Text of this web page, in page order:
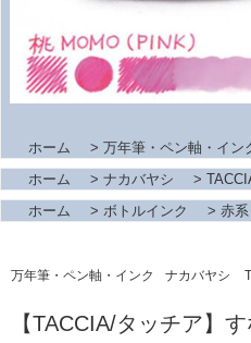
ホーム > 万年筆・ペン軸・イン
ホーム
> ナカバヤシ >
ホーム
> ボトルインク > 赤系
万年筆・ペン軸・インク ナカバヤシ
【TACCIA/タッチア】